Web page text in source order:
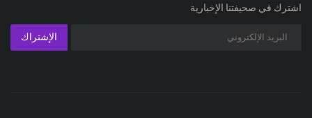
اشترك في صحيفتنا الإخبارية
الإشتراك